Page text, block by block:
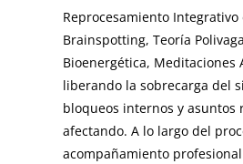
Reprocesamiento Integrativo
Brainspotting, Teoría
Bioenergética, Meditaciones
liberando la sobrecarga del
bloqueos internos y asuntos
afectando. A lo largo del
acompañamiento